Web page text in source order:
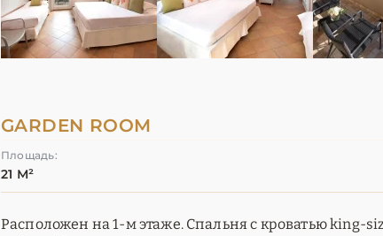
GARDEN ROOM
Площадь:
21 М²
Расположен на 1-м этаже. Спальня с кроватью king-